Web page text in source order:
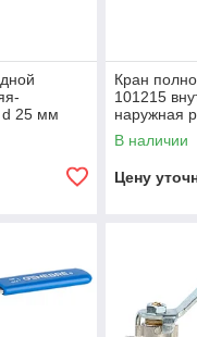
d 25 мм
Кран
101215
наружная
В наличии
Цену